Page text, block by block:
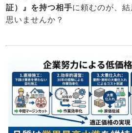
証）』を持つ相手に頼むのが、
思いませんか？